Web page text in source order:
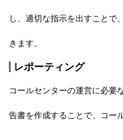
し、適切な指示を出すことで
きます。
レポーティング
コールセンターの運営に必要
告書を作成することで、コー